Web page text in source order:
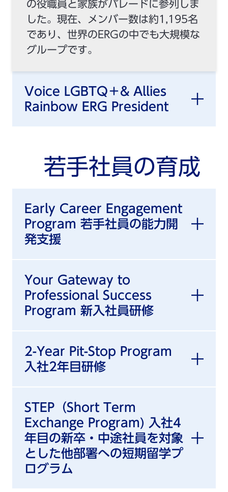
の役職員と家族がパレードに参列しま
した。現在、メンバー数は約1,195名
であり、世界のERGの中でも大規模な
グループです。
Voice LGBTQ＋& Allies
Rainbow ERG President
若手社員の育成
Early Career Engagement
Program 若手社員の能力開
発支援
Your Gateway to
Professional Success
Program 新入社員研修
2-Year Pit-Stop Program
入社2年目研修
STEP（Short Term
Exchange Program) 入社4
年目の新卒・中途社員を対象
とした他部署への短期留学プ
ログラム